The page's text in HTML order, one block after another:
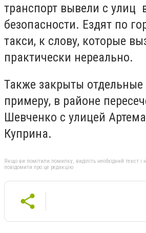
транспорт вывели с улиц
безопасности. Ездят по
такси, к слову, которые
практически нереально.
Также закрыты отдельные
примеру, в районе
Шевченко с улицей
Куприна.
Якщо ви помітили помилку, виділіть необхідний текст і
повідомити про це редакцію